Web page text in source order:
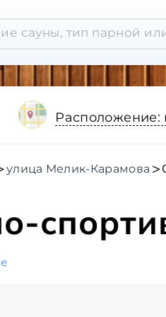
Расположение:
улица Мелик-Карамова